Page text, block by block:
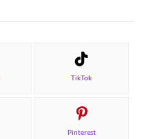
TikTok
Pinterest